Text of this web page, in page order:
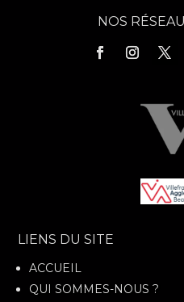
NOS
LIENS DU SITE
ACCUEIL
QUI SOMMES-NOUS ?